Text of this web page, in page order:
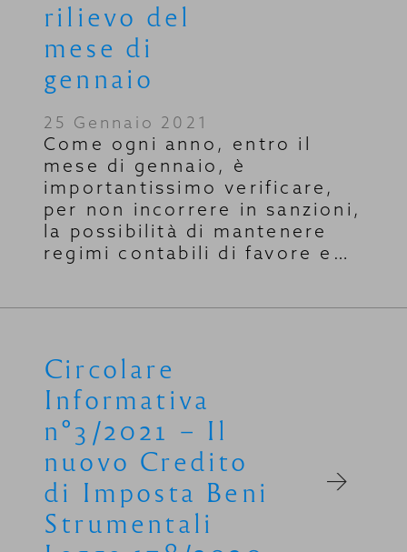
rilievo del
mese di
gennaio
25 Gennaio 2021
Come ogni anno, entro il
mese di gennaio, è
importantissimo verificare,
per non incorrere in sanzioni,
la possibilità di mantenere
regimi contabili di favore e…
Circolare
Informativa
n°3/2021 – Il
nuovo Credito
di Imposta Beni
Strumentali